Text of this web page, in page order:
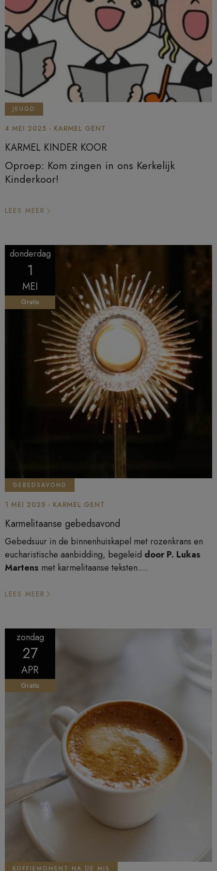
JEUGD
4 MEI 2025 - KARMEL GENT
KARMEL KINDER KOOR
Oproep: Kom zingen in ons Kerkelijk
Kinderkoor!
LEES MEER
donderdag
1
MEI
Gratis
GEBEDSAVOND
1 MEI 2025 - KARMEL GENT
Karmelitaanse gebedsavond
Gebedsuur in de binnenhuiskapel met rozenkrans en
eucharistische aanbidding, begeleid door P. Lukas
Martens met karmelitaanse teksten.
Eerste donderdag van de maand van 19u00 tot 20u15.
LEES MEER
zondag
27
APR
Gratis
KOFFIEMOMENT NA DE MIS